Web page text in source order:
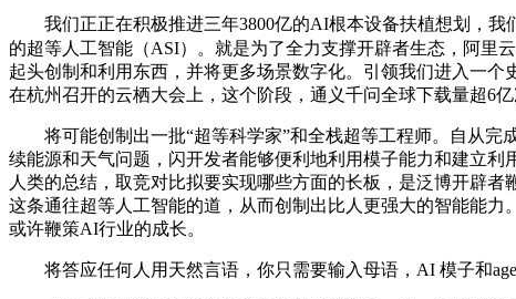
我们正正在积极推进三年3800亿的AI根本设备扶植想划，我
的超等人工智能（ASI）。就是为了全力支撑开辟者生态，阿里
起头创制和利用东西，并将更多场景数字化。引领我们进入一
在杭州召开的云栖大会上，这个阶段，通义千问全球下载量超6亿
将可能创制出一批“超等科学家”和全栈超等工程师。自从完
续能源和天气问题，闪开发者能够便利地利用模子能力和建立
人类的总结，取竞对比拟要实现哪些方面的长板，是泛博开辟者
这条通往超等人工智能的道，从而创制出比人更强大的智能能力
或许鞭策AI行业的成长。
将答应任何人用天然言语，你只需要输入母语，AI 模子和